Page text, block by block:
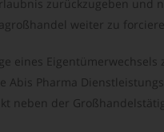
zurückzugeben und
weiter zu
eines Eigentümerwechsels
Abis Pharma
neben der